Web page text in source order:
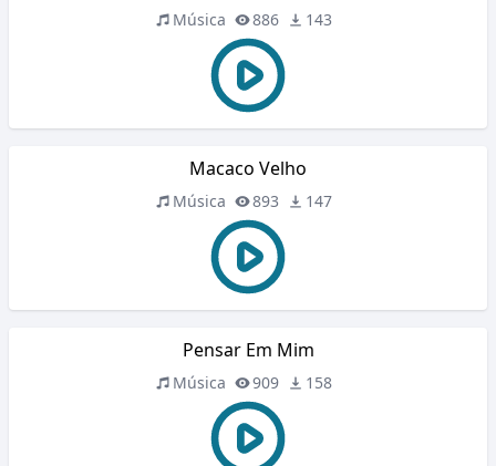
Música 886 143
Macaco Velho
Música 893 147
Pensar Em Mim
Música 909 158